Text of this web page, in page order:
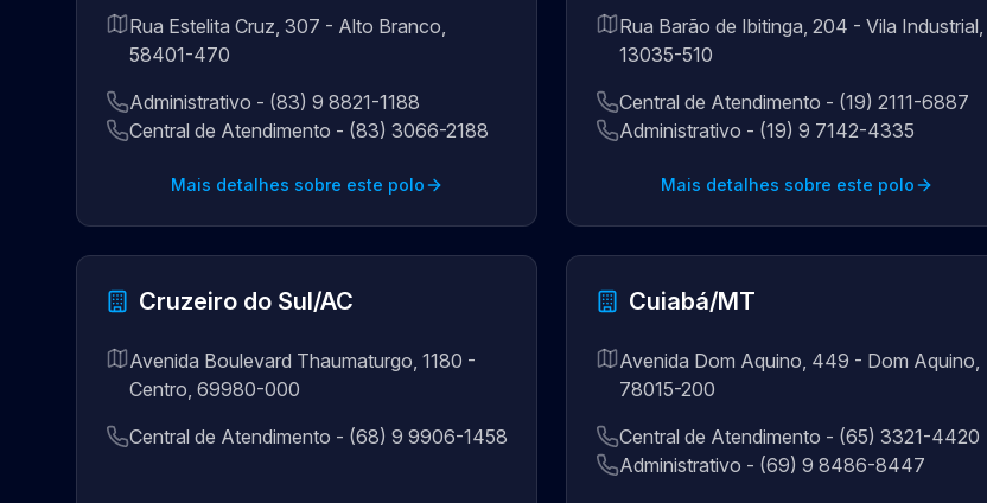
Rua Estelita Cruz, 307 - Alto Branco,
58401-470
Administrativo - (83) 9 8821-1188
Central de Atendimento - (83) 3066-2188
Mais detalhes sobre este polo
Rua Barão de Ibitinga, 204 - Vila Industrial,
13035-510
Central de Atendimento - (19) 2111-6887
Administrativo - (19) 9 7142-4335
Mais detalhes sobre este polo
Cruzeiro do Sul/AC
Avenida Boulevard Thaumaturgo, 1180 -
Centro, 69980-000
Central de Atendimento - (68) 9 9906-1458
Cuiabá/MT
Avenida Dom Aquino, 449 - Dom Aquino,
78015-200
Central de Atendimento - (65) 3321-4420
Administrativo - (69) 9 8486-8447